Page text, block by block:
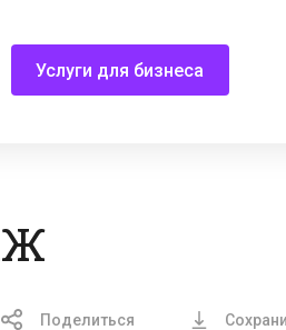
Услуги для бизнеса
Поделиться